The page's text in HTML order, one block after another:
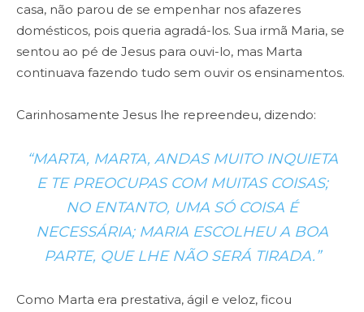
casa, não parou de se empenhar nos afazeres
domésticos, pois queria agradá-los. Sua irmã Maria, se
sentou ao pé de Jesus para ouvi-lo, mas Marta
continuava fazendo tudo sem ouvir os ensinamentos.
Carinhosamente Jesus lhe repreendeu, dizendo:
“MARTA, MARTA, ANDAS MUITO INQUIETA
E TE PREOCUPAS COM MUITAS COISAS;
NO ENTANTO, UMA SÓ COISA É
NECESSÁRIA; MARIA ESCOLHEU A BOA
PARTE, QUE LHE NÃO SERÁ TIRADA.”
Como Marta era prestativa, ágil e veloz, ficou